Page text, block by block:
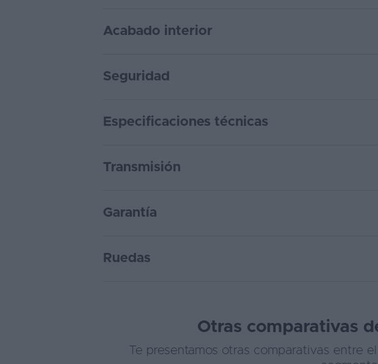
Acabado interior
Seguridad
Especificaciones técnicas
Transmisión
Garantía
Ruedas
Otras comparativas
Te presentamos otras comparativas entre